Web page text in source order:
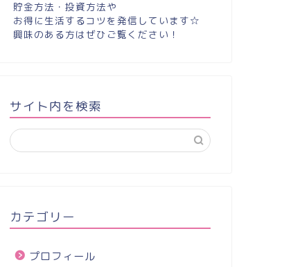
貯金方法・投資方法や
お得に生活するコツを発信しています☆
興味のある方はぜひご覧ください！
サイト内を検索
カテゴリー
プロフィール